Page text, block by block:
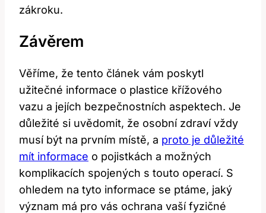
zákroku.
Závěrem
Věříme, že tento článek vám poskytl
užitečné informace o plastice křížového
vazu a jejích bezpečnostních aspektech. Je
důležité si uvědomit, že osobní zdraví vždy
musí být na prvním místě, a proto je důležité
mít informace o pojistkách a možných
komplikacích spojených s touto operací. S
ohledem na tyto informace se ptáme, jaký
význam má pro vás ochrana vaší fyzičné